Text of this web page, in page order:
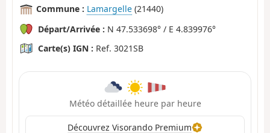
Commune : Lamargelle (21440)
Départ/Arrivée : N 47.533698° / E 4.839976°
Carte(s) IGN : Ref. 3021SB
Météo détaillée heure par heure
Découvrez Visorando Premium